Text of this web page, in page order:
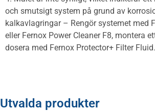
och smutsigt system på grund av
kalkavlagringar – Rengör systemet med
eller Fernox Power Cleaner F8, montera
dosera med Fernox Protector+ Filter Fluid.
Utvalda produkter